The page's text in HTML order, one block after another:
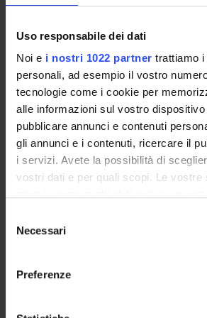
Uso responsabile dei dati
Noi e i nostri 1022 partner trattiamo
personali, ad esempio il vostro
tecnologie come i cookie per
alle informazioni sul vostro dispositivo
pubblicare annunci e contenuti
gli annunci e i contenuti, ricercare il
i servizi. Avete la possibilità di
vostri dati e per quali scopi. Le vostre
modificare o revocare il proprio
momento dalla Dichiarazione sui
delNecessari
Preferenze
Courses
Academic Calendar
Degree Programme
Lesson timetable
Exam calendar
Notices
Thesis and internship proposals
Governing bodies
Faculty staff
STUDYING